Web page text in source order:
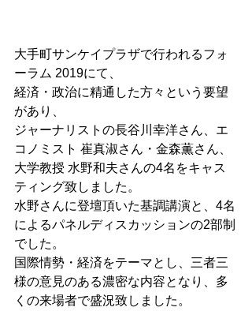
大手町サンケイプラザで行われるフォ
ーラム 2019にて、
経済・政治に精通した方々という要望
があり、
ジャーナリストの長谷川幸洋さん、エ
コノミスト 崔真淑さん・金森薫さん、
大学教授 水野和夫さんの4名をキャス
ティング致しました。
水野さんに登壇頂いた基調講演と、4名
によるパネルディスカッションの2部制
でした。
国際情勢・経済をテーマとし、三者三
様の意見のある濃密な内容となり、多
くの来場者で盛況致しました。